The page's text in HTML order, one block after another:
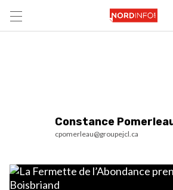
Constance
cpomerleau@groupejcl.ca